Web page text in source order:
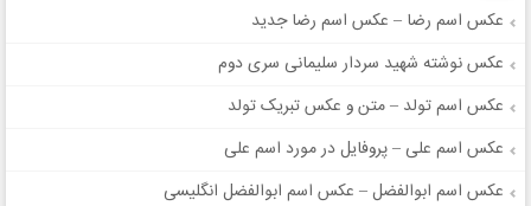
عکس اسم رضا – عکس اسم رضا جدید
عکس نوشته شهید سردار سلیمانی سری دوم
عکس اسم تولد – متن و عکس تبریک تولد
عکس اسم علی – پروفایل در مورد اسم علی
عکس اسم ابوالفضل – عکس اسم ابوالفضل انگلیسی